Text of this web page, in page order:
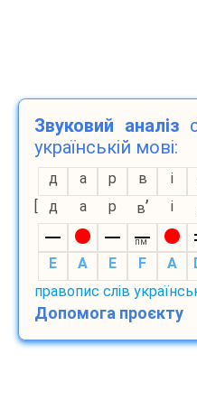
Звуковий аналіз
українській мові:
д а р в і
[
д а р в’ і
пм
E
A E F A
правопис слів
Допомога проєкту